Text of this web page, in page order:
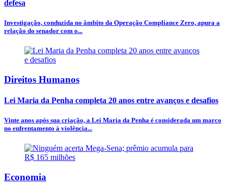
defesa
Investigação, conduzida no âmbito da Operação Compliance Zero, apura a
relação do senador com o...
Direitos Humanos
Lei Maria da Penha completa 20 anos entre avanços e desafios
Vinte anos após sua criação, a Lei Maria da Penha é considerada um marco
no enfrentamento à violência...
Economia